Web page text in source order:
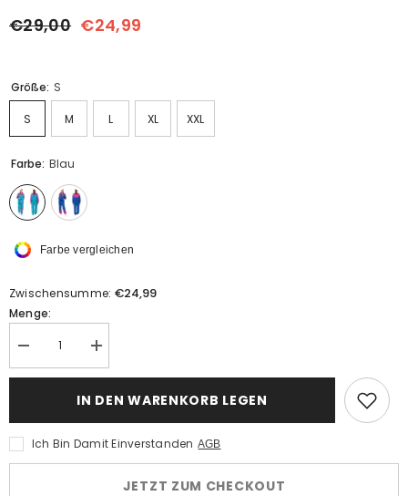
€29,00 €24,99
Größe: S
S M L XL XXL
Farbe: Blau
Farbe vergleichen
Zwischensumme: €24,99
Menge:
verringern
für
Jogginganzug
80er
Jahre
Disco
Kostüme
Menge
erhöhen
für
Damen
Jogginganzug
80er
Disco
Kostüme
Karneval
IN DEN WARENKORB LEGEN
Ich Bin Damit Einverstanden AGB
JETZT ZUM CHECKOUT